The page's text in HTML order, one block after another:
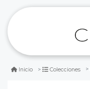
Inicio Colecciones